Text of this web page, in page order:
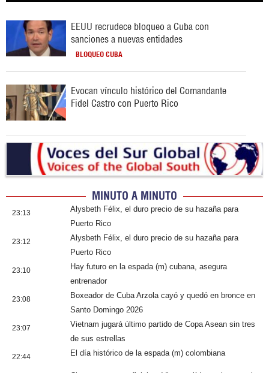
EEUU recrudece bloqueo a Cuba con
sanciones a nuevas entidades
BLOQUEO CUBA
Evocan vínculo histórico del Comandante
Fidel Castro con Puerto Rico
MINUTO A MINUTO
23:13
Alysbeth Félix, el duro precio de su hazaña para
Puerto Rico
23:12
Alysbeth Félix, el duro precio de su hazaña para
Puerto Rico
23:10
Hay futuro en la espada (m) cubana, asegura
entrenador
23:08
Boxeador de Cuba Arzola cayó y quedó en bronce en
Santo Domingo 2026
23:07
Vietnam jugará último partido de Copa Asean sin tres
de sus estrellas
22:44 El día histórico de la espada (m) colombiana